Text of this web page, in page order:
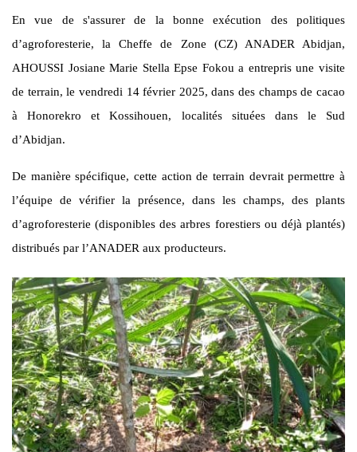
En vue de s'assurer de la bonne exécution des politiques
d’agroforesterie, la Cheffe de Zone (CZ) ANADER Abidjan,
AHOUSSI Josiane Marie Stella Epse Fokou a entrepris une visite
de terrain, le vendredi 14 février 2025, dans des champs de cacao
à Honorekro et Kossihouen, localités situées dans le Sud
d’Abidjan.
De manière spécifique, cette action de terrain devrait permettre à
l’équipe de vérifier la présence, dans les champs, des plants
d’agroforesterie (disponibles des arbres forestiers ou déjà plantés)
distribués par l’ANADER aux producteurs.